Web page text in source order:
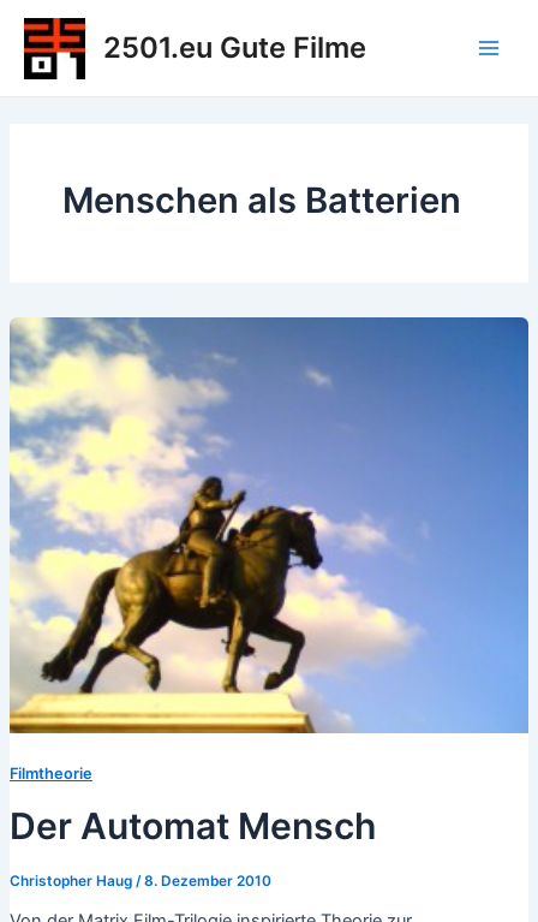
Zum
Inhalt
springen
2501.eu Gute Filme
Menschen als Batterien
Filmtheorie
Der Automat Mensch
Christopher Haug /8. Dezember 2010